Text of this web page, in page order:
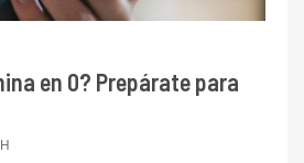
en 0? Prepárate para